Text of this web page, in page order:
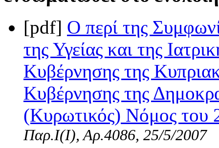
[pdf] Ο περί της
της Υγείας και της
Κυβέρνησης της
Κυβέρνησης της
(Κυρωτικός) Νόμος
Παρ.Ι(I), Αρ.4086, 25/5/2007